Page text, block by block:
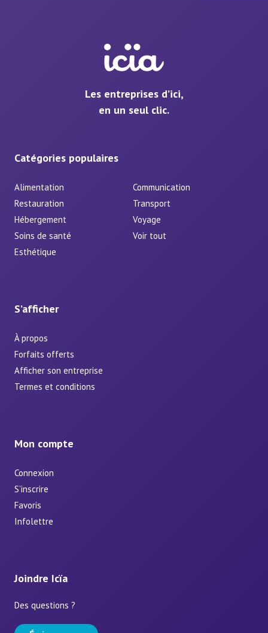
Les entreprises d’ici,
en un seul clic.
Catégories populaires
Alimentation
Communication
Restauration
Transport
Hébergement
Voyage
Soins de santé
Voir tout
Esthétique
S’afficher
À propos
Forfaits offerts
Afficher son entreprise
Termes et conditions
Mon compte
Connexion
S’inscrire
Favoris
Infolettre
Joindre Icïa
Des questions ?